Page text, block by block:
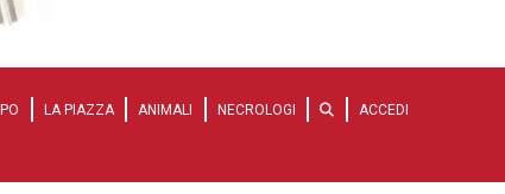
LA PIAZZA ANIMALI NECROLOGI ACCEDI